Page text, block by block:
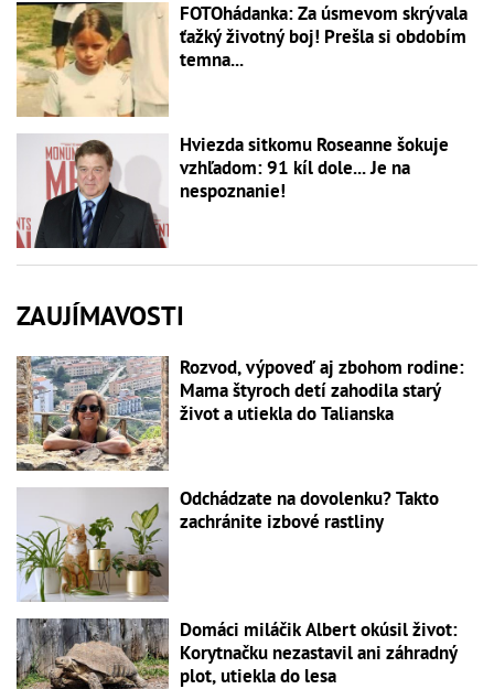
FOTOhádanka: Za úsmevom skrývala
ťažký životný boj! Prešla si obdobím
temna...
Hviezda sitkomu Roseanne šokuje
vzhľadom: 91 kíl dole... Je na
nespoznanie!
ZAUJÍMAVOSTI
Rozvod, výpoveď aj zbohom rodine:
Mama štyroch detí zahodila starý
život a utiekla do Talianska
Odchádzate na dovolenku? Takto
zachránite izbové rastliny
Domáci miláčik Albert okúsil život:
Korytnačku nezastavil ani záhradný
plot, utiekla do lesa